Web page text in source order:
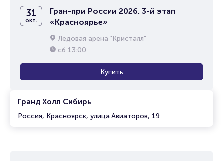
Гранд Холл Сибирь
Россия, Красноярск, улица Авиаторов, 19
31
окт.
Гран-при России 2026. 3-й этап
«Красноярье»
Ледовая арена "Кристалл"
сб 13:00
Купить